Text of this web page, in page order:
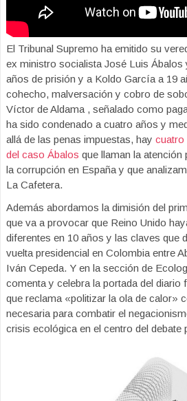
El Tribunal Supremo ha emitido su
ex ministro socialista José Luis Ábalos
años de prisión y a Koldo García a 19
cohecho, malversación y cobro de
Víctor de Aldama , señalado como
ha sido condenado a cuatro años y
allá de las penas impuestas, hay cuatro
del caso Ábalos que llaman la
la corrupción en España y que
La Cafetera.
Además abordamos la dimisión del
que va a provocar que Reino Unido
diferentes en 10 años y las claves que
vuelta presidencial en Colombia entre
Iván Cepeda. Y en la sección de
comenta y celebra la portada del diario
que reclama «politizar la ola de calor»
necesaria para combatir el
crisis ecológica en el centro del debate